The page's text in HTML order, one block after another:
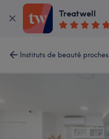
Treatwell
Instituts de beauté proches